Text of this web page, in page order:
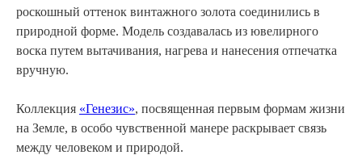
роскошный оттенок винтажного золота соединились в
природной форме. Модель создавалась из ювелирного
воска путем вытачивания, нагрева и нанесения отпечатка
вручную.
Коллекция «Генезис», посвященная первым формам жизни
на Земле, в особо чувственной манере раскрывает связь
между человеком и природой.
АРХИВНЫЙ СЕЙЛ